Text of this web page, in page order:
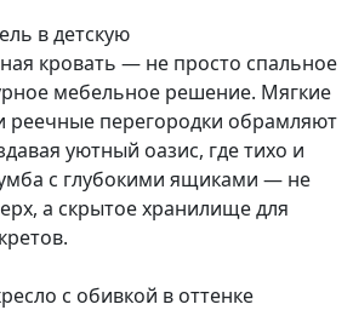
в детскую
кровать — не просто спальное
мебельное решение. Мягкие
реечные перегородки обрамляют
уютный оазис, где тихо и
с глубокими ящиками — не
а скрытое хранилище для
с обивкой в оттенке